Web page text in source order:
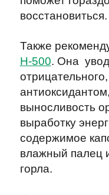
восстановиться.
Также
Н-500. Она
выносливость
выработку
содержимое
влажный палец
горла.